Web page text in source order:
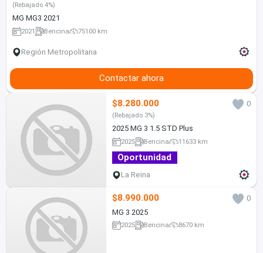
(Rebajado 4%)
MG MG3 2021
2021 Bencina 75100 km
Región Metropolitana
Contactar ahora
$8.280.000 0
(Rebajado 3%)
2025 MG 3 1.5 STD Plus
2025 Bencina 11633 km
Oportunidad
La Reina
$8.990.000
0
MG 3 2025
2025 Bencina 8670 km